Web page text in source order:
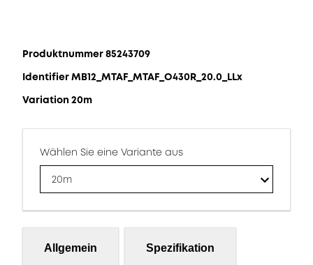
Produktnummer 85243709
Identifier MB12_MTAF_MTAF_O430R_20.0_LLx
Variation 20m
Wählen Sie eine Variante aus
20m
Allgemein Spezifikation